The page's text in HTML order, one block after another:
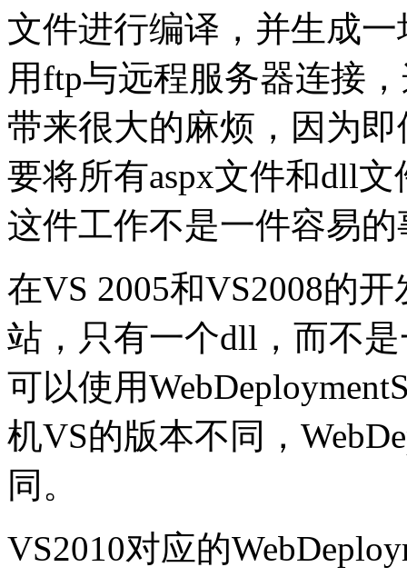
文件进行编译，并生成
用ftp与远程服务器连接
带来很大的麻烦，因为
要将所有aspx文件和dll
这件工作不是一件容易的
在VS 2005和VS2008的
站，只有一个dll，而不
可以使用
机VS的版本不同，
同。
VS2010对应的